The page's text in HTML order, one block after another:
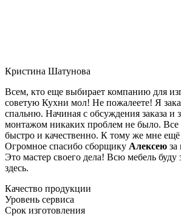
Кристина Шатунова
Всем, кто еще выбирает компанию для
советую Кухни мол! Не пожалеете! Я
спальню. Начиная с обсуждения заказа и
монтажом никаких проблем не было. Все
быстро и качественно. К тому же мне ещё
Огромное спасибо сборщику Алексею
Это мастер своего дела! Всю мебель буду
здесь.
Качество продукции
Уровень сервиса
Срок изготовления